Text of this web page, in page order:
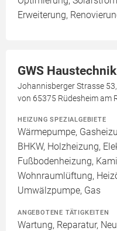
Erweiterung,
GWS
Johannisberger Strasse
von 65375 Rüdesheim am
HEIZUNG SPEZIALGEBIETE
Wärmepumpe,
BHKW, Holzheizung,
Fußbodenheizung,
Wohnraumlüftung,
Umwälzpumpe, Gas
ANGEBOTENE TÄTIGKEITEN
Wartung, Reparatur,